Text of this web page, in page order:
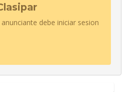
debe iniciar sesion